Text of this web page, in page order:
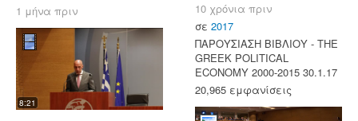
1 μήνα πριν
8:21
10 χρόνια πριν
σε 2017
ΠΑΡΟΥΣΙΑΣΗ ΒΙΒΛΙΟΥ - ΤΗΕ
GREEK POLITICAL
ECONOMY 2000-2015 30.1.17
20,965 εμφανίσεις